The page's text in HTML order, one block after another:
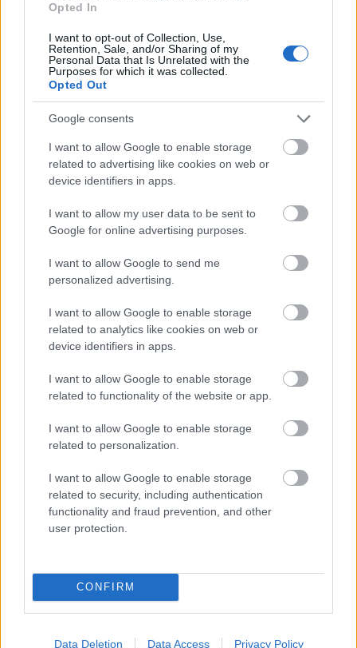
Opted In
I want to opt-out of Collection, Use,
Retention, Sale, and/or Sharing of my
Personal Data that Is Unrelated with the
Purposes for which it was collected.
Opted Out
Google consents
I want to allow Google to enable storage
related to advertising like cookies on web or
device identifiers in apps.
I want to allow my user data to be sent to
Google for online advertising purposes.
I want to allow Google to send me
personalized advertising.
I want to allow Google to enable storage
related to analytics like cookies on web or
device identifiers in apps.
I want to allow Google to enable storage
related to functionality of the website or app.
I want to allow Google to enable storage
related to personalization.
I want to allow Google to enable storage
related to security, including authentication
functionality and fraud prevention, and other
user protection.
CONFIRM
Data Deletion Data Access Privacy Policy
TI ΔΙΑΒΑΖΕΤΑΙ
Τον κορόιδευαν επειδή κρατούσε μετρητά στο
πορτοφόλι του - η επιστήμη απέδειξε ότι είχε
δίκιο
Πιο πολύτιμα από τα διαμάντια; Οι επιστήμονες
αναζητούν κρυμμένους θησαυρούς σπάνιων
γαιών στα βάθη της Γης
Metallica, Iron Maiden ή Final Four; Το
γεγονός που «κούνησε» περισσότερο το ΟΑΚΑ
και κατέγραψε ο σεισμογράφος
ΔΙΑΒΑΣΕ ΑΚΟΜΗ:
Η υψηλότερης ανάλυσης εικόνες του Ήλιου που έχουν
καταγραφεί: Τι παρατήρησαν οι επιστήμονες (vid)
Γροιλανδία: Κάμερα κατέγραψε τη στιγμή που γιγαντιαίο
παγόβουνο τουμπάρει στον ωκεανό (vid)
«Ρε κάνε άκρη ρε»: Αχάμπαρος πεζός στη Ρόδο
περπατάει στη μέση του δρόμου και τρελαίνει τους